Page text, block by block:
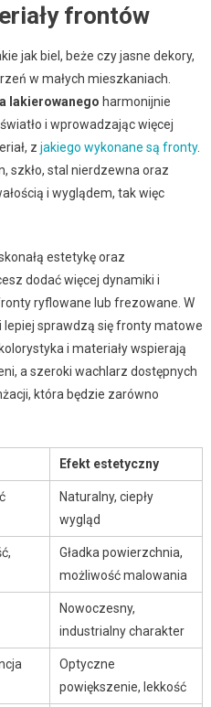
frontów
jak biel, beże czy jasne dekory,
w małych mieszkaniach.
lakierowanego harmonijnie
i wprowadzając więcej
z jakiego wykonane są fronty.
szkło, stal nierdzewna oraz
i wyglądem, tak więc
estetykę oraz
dodać więcej dynamiki i
ryflowane lub frezowane. W
sprawdzą się fronty matowe
i materiały wspierają
a szeroki wachlarz dostępnych
która będzie zarówno
Efekt estetyczny
Naturalny, ciepły
wygląd
Gładka powierzchnia,
możliwość malowania
Nowoczesny,
industrialny charakter
Optyczne
powiększenie, lekkość